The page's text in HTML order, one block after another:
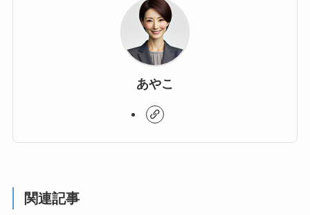
あやこ
関連記事